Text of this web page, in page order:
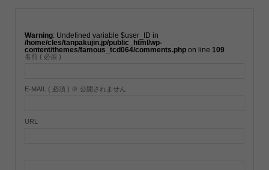
Warning : Undefined variable $user_ID in
/home/cles/tanpakujin.jp/public_html/wp-
content/themes/famous_tcd064/comments.phpon line 109
名前 ( 必須 )
E-MAIL ( 必須 ) ※ 公開されません
URL